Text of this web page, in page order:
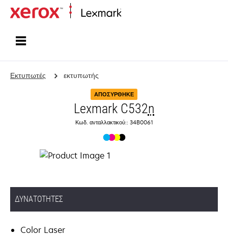
Εκτυπωτές εκτυπωτής
ΑΠΟΣΎΡΘΗΚΕ
Lexmark C532n
Κωδ. ανταλλακτικού:: 34B0061
ΔΥΝΑΤΌΤΗΤΕΣ
Color Laser